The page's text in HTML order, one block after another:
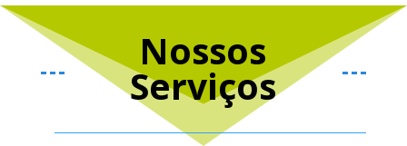
Nossos
Serviços